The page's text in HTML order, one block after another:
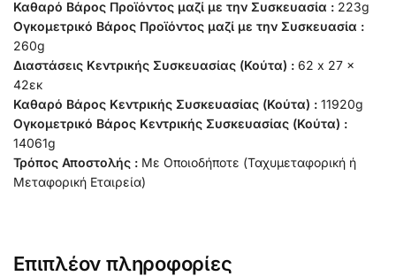
Καθαρό Βάρος Προϊόντος μαζί με την Συσκευασία : 223g
Ογκομετρικό Βάρος Προϊόντος μαζί με την Συσκευασία :
260g
Διαστάσεις Κεντρικής Συσκευασίας (Κούτα) : 62 x 27 x
42εκ
Καθαρό Βάρος Κεντρικής Συσκευασίας (Κούτα) : 11920g
Ογκομετρικό Βάρος Κεντρικής Συσκευασίας (Κούτα) :
14061g
Τρόπος Αποστολής : Με Οποιοδήποτε (Ταχυμεταφορική ή
Μεταφορική Εταιρεία)
Επιπλέον πληροφορίες